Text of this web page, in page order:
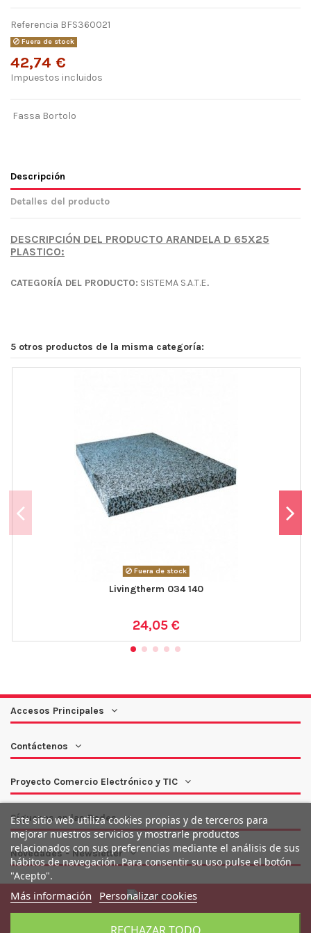
Referencia BFS360021
Fuera de stock
42,74 €
Impuestos incluidos
Fassa Bortolo
Descripción
Detalles del producto
DESCRIPCIÓN DEL PRODUCTO ARANDELA D 65X25
PLASTICO:
CATEGORÍA DEL PRODUCTO: SISTEMA S.A.T.E..
5 otros productos de la misma categoría:
Fuera de stock
Livingtherm 034 140
24,05 €
Accesos Principales
Contáctenos
Proyecto Comercio Electrónico y TIC
Este sitio web utiliza cookies propias y de terceros para
mejorar nuestros servicios y mostrarle productos
relacionados con sus preferencias mediante el análisis de sus
hábitos de navegación. Para consentir su uso pulse el botón
"Acepto".
Más información Personalizar cookies
Síguenos en las Redes
Novedades - Newsletter